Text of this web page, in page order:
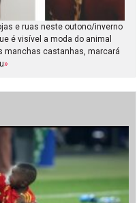
e ruas neste outono/inverno
é visível a moda do animal
manchas castanhas, marcará
»